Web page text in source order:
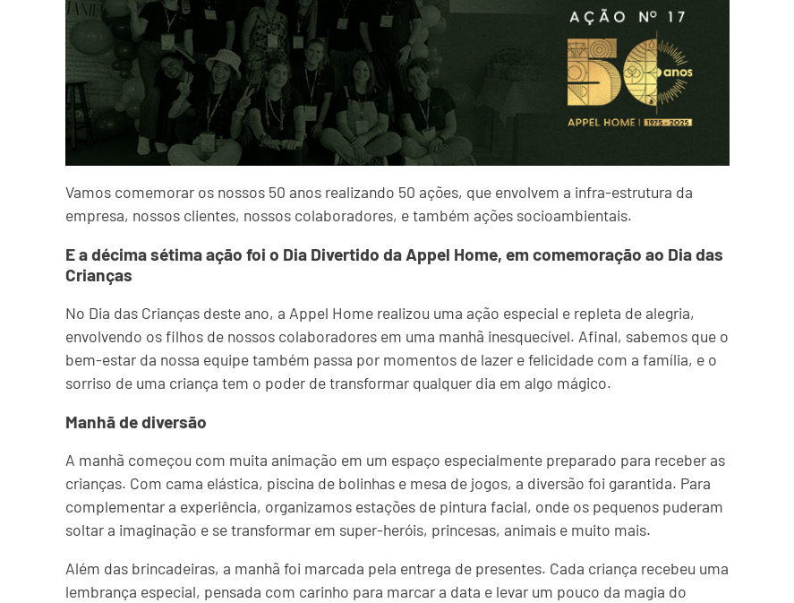
Vamos comemorar os nossos 50 anos realizando 50 ações, que envolvem a infra-estrutura da
empresa, nossos clientes, nossos colaboradores, e também ações socioambientais.
E a décima sétima ação foi o Dia Divertido da Appel Home, em comemoração ao Dia das
Crianças
No Dia das Crianças deste ano, a Appel Home realizou uma ação especial e repleta de alegria,
envolvendo os filhos de nossos colaboradores em uma manhã inesquecível. Afinal, sabemos que o
bem-estar da nossa equipe também passa por momentos de lazer e felicidade com a família, e o
sorriso de uma criança tem o poder de transformar qualquer dia em algo mágico.
Manhã de diversão
A manhã começou com muita animação em um espaço especialmente preparado para receber as
crianças. Com cama elástica, piscina de bolinhas e mesa de jogos, a diversão foi garantida. Para
complementar a experiência, organizamos estações de pintura facial, onde os pequenos puderam
soltar a imaginação e se transformar em super-heróis, princesas, animais e muito mais.
Além das brincadeiras, a manhã foi marcada pela entrega de presentes. Cada criança recebeu uma
lembrança especial, pensada com carinho para marcar a data e levar um pouco da magia do